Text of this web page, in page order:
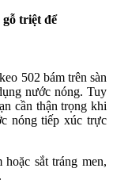
triệt để
502 bám trên sàn
nước nóng. Tuy
cần thận trọng khi
nóng tiếp xúc trực
sắt tráng men,